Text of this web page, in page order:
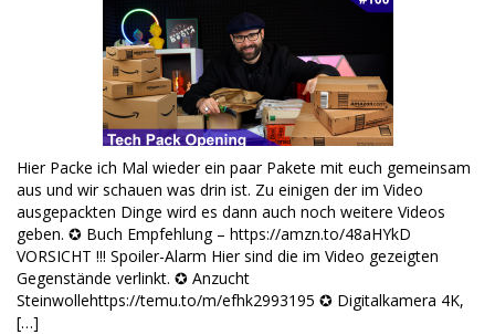
Hier Packe ich Mal wieder ein paar Pakete mit euch gemeinsam
aus und wir schauen was drin ist. Zu einigen der im Video
ausgepackten Dinge wird es dann auch noch weitere Videos
geben. ✪ Buch Empfehlung – https://amzn.to/48aHYkD
VORSICHT !!! Spoiler-Alarm Hier sind die im Video gezeigten
Gegenstände verlinkt. ✪ Anzucht
Steinwollehttps://temu.to/m/efhk2993195 ✪ Digitalkamera 4K,
[…]